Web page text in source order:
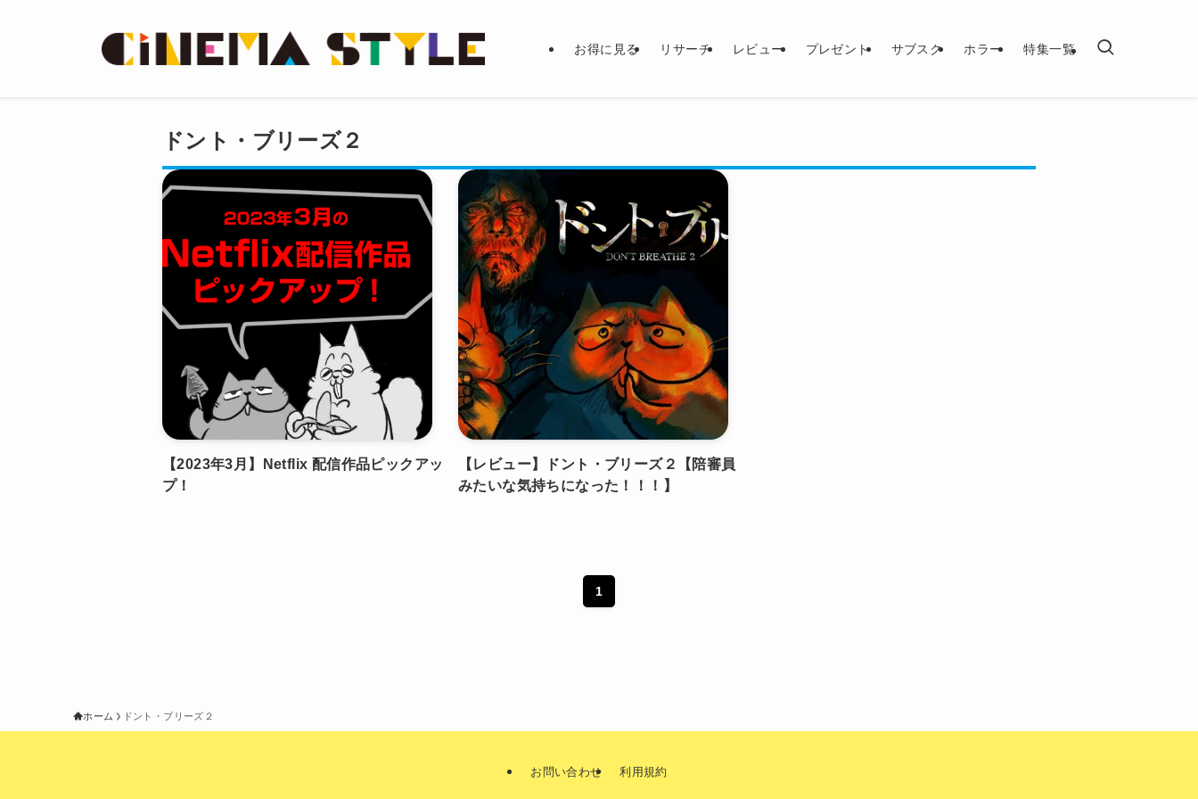
お得に見る リサーチ レビュー プレゼント サブスク ホラー 特集一覧
ドント・ブリーズ２
【2023年3月】Netflix 配信作品ピックアッ
プ！
【レビュー】ドント・ブリーズ２【陪審員
みたいな気持ちになった！！！】
1
ホーム ドント・ブリーズ２
お問い合わせ 利用規約